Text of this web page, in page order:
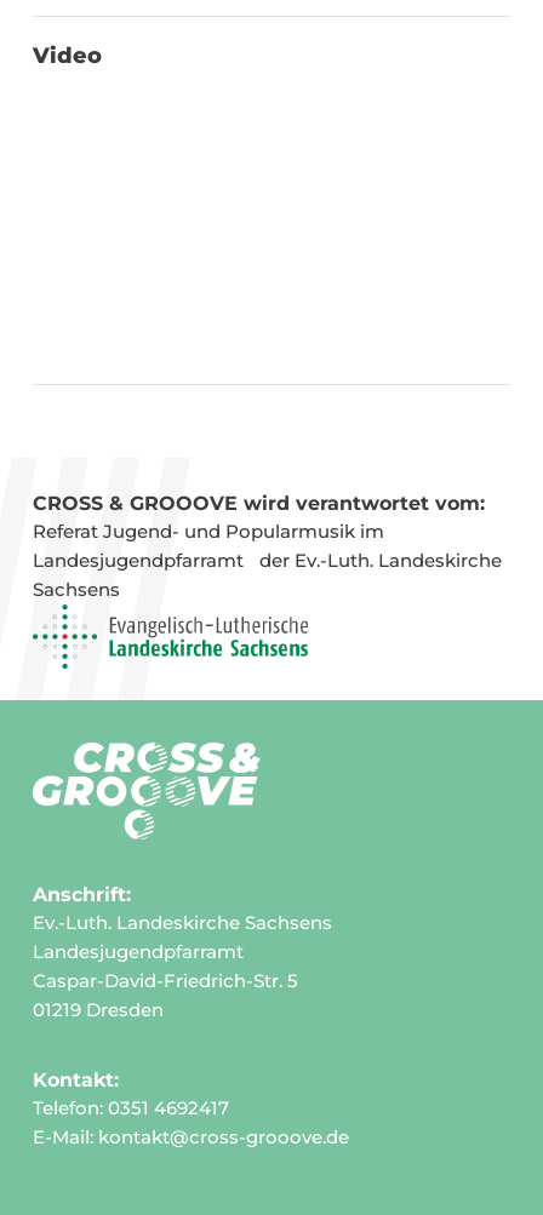
Video
CROSS & GROOOVE wird verantwortet vom:
Referat Jugend- und Popular­musik im
Landesjugend­pfarramt der Ev.-Luth. Landeskirche
Sachsens
Anschrift:
Ev.-Luth. Landeskirche Sachsens
Landesjugendpfarramt
Caspar-David-Friedrich-Str. 5
01219 Dresden
Kontakt:
Telefon: 0351 4692417
E-Mail: kontakt@cross-grooove.de